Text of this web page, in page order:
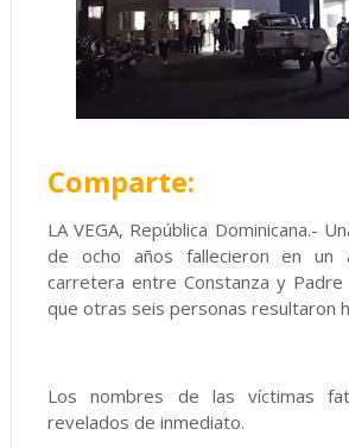
Comparte:
LA VEGA, República Dominicana.-
de ocho años fallecieron en un
carretera entre Constanza y Padre
que otras seis personas resultaron
Los nombres de las víctimas
revelados de inmediato.